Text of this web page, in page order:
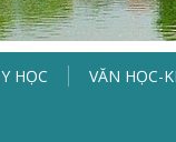
Y HỌC VĂN HỌC-